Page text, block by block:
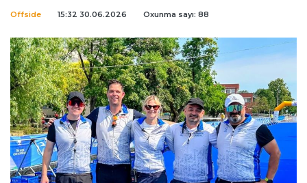
Offside 15:32 30.06.2026 Oxunma sayı: 88